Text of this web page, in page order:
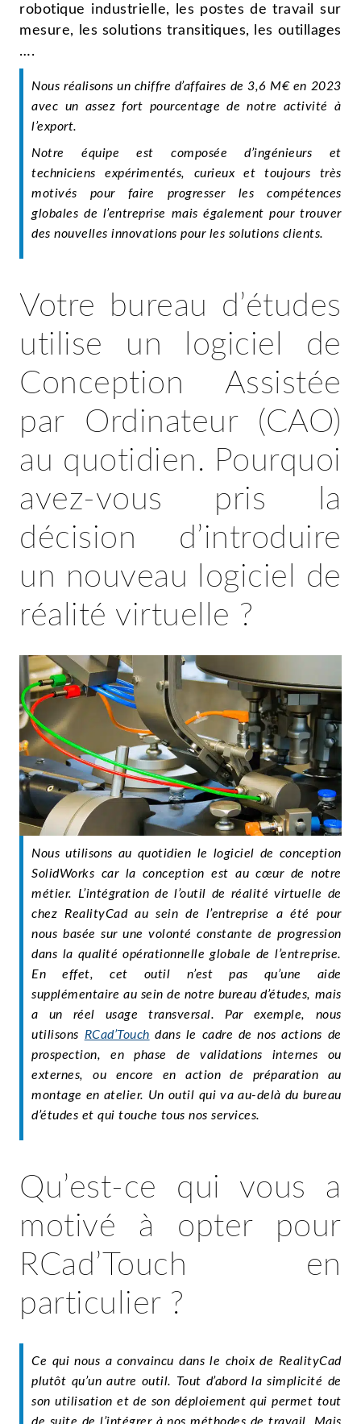
robotique industrielle, les postes de travail sur
mesure, les solutions transitiques, les outillages
….
Nous réalisons un chiffre d’affaires de 3,6 M€ en 2023
avec un assez fort pourcentage de notre activité à
l’export.
Notre équipe est composée d’ingénieurs et
techniciens expérimentés, curieux et toujours très
motivés pour faire progresser les compétences
globales de l’entreprise mais également pour trouver
des nouvelles innovations pour les solutions clients.
Votre bureau d’études
utilise un logiciel de
Conception Assistée
par Ordinateur (CAO)
au quotidien. Pourquoi
avez-vous pris la
décision d’introduire
un nouveau logiciel de
réalité virtuelle ?
Nous utilisons au quotidien le logiciel de conception
SolidWorks car la conception est au cœur de notre
métier. L’intégration de l’outil de réalité virtuelle de
chez RealityCad au sein de l’entreprise a été pour
nous basée sur une volonté constante de progression
dans la qualité opérationnelle globale de l’entreprise.
En effet, cet outil n’est pas qu’une aide
supplémentaire au sein de notre bureau d’études, mais
a un réel usage transversal. Par exemple, nous
utilisons RCad’Touch dans le cadre de nos actions de
prospection, en phase de validations internes ou
externes, ou encore en action de préparation au
montage en atelier. Un outil qui va au-delà du bureau
d’études et qui touche tous nos services.
Qu’est-ce qui vous a
motivé à opter pour
RCad’Touch en
particulier ?
Ce qui nous a convaincu dans le choix de RealityCad
plutôt qu’un autre outil. Tout d’abord la simplicité de
son utilisation et de son déploiement qui permet tout